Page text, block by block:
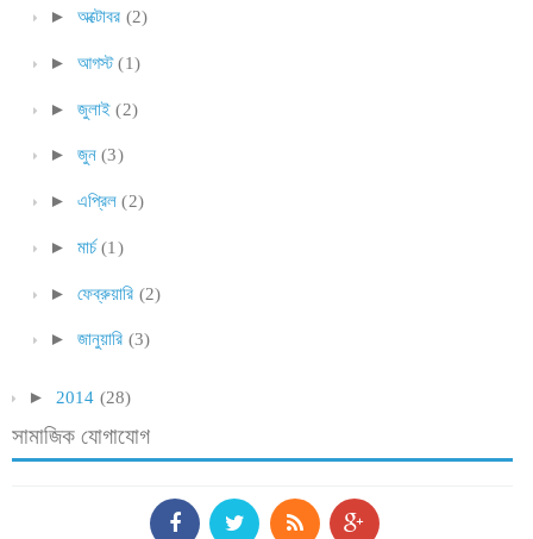
► অক্টোবর (2)
► আগস্ট (1)
► জুলাই (2)
► জুন (3)
► এপ্রিল (2)
► মার্চ (1)
► ফেব্রুয়ারি (2)
► জানুয়ারি (3)
► 2014 (28)
সামাজিক যোগাযোগ